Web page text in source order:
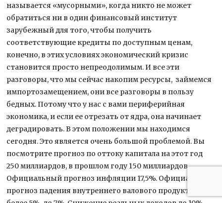
называется «мусорными», когда никто не может
обратиться ни в один финансовый институт
зарубежный для того, чтобы получить
соответствующие кредиты по доступным ценам,
конечно, в этих условиях экономический кризис
становится просто непреодолимым. И все эти
разговоры, что мы сейчас накопим ресурсы, займемся
импортозамещением, они все разговоры в пользу
бедных. Потому что у нас с вами периферийная
экономика, и если ее отрезать от ядра, она начинает
деградировать. В этом положении мы находимся
сегодня. Это является очень большой проблемой. Вы
посмотрите прогноз по оттоку капитала на этот год
250 миллиардов, в прошлом году 150 миллиардов.
Официальный прогноз инфляции 17,5%. Официальный
прогноз падения внутреннего валового продукта